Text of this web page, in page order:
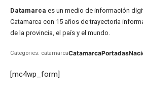
Datamarca es un medio de información
Catamarca con 15 años de trayectoria
de la provincia, el país y el mundo.
Categories: catamarcaCatamarcaPortadas
[mc4wp_form]